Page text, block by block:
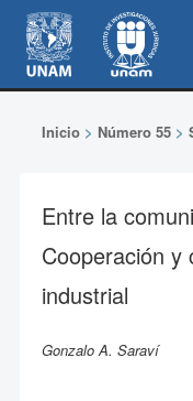
Inicio> Número 55>
Entre la
Cooperación y
industrial
Gonzalo A. Saraví